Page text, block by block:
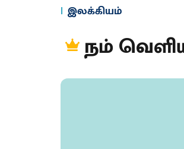
இலக்கியம்
நம்